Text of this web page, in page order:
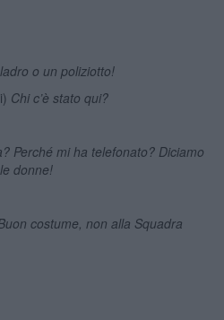
o un poliziotto!
Chi c’è stato qui?
Perché mi ha telefonato? Diciamo
donne!
costume, non alla Squadra